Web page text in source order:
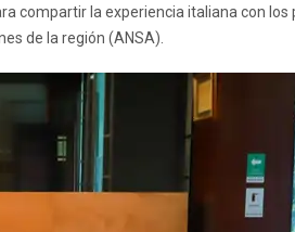
compartir la experiencia italiana con los
de la región (ANSA).